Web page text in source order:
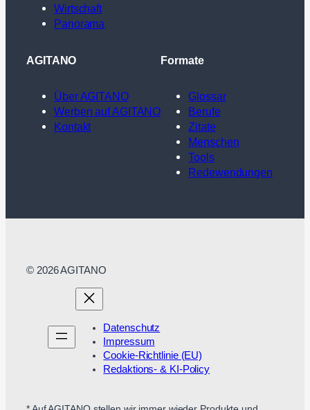
Wirtschaft
Panorama
AGITANO
Über AGITANO
Werben auf AGITANO
Kontakt
Formate
Glossar
Berufe
Zitate
Menschen
Tools
Redewendungen
© 2026 AGITANO
Datenschutz
Impressum
Cookie-Richtlinie (EU)
Redaktions- & KI-Policy